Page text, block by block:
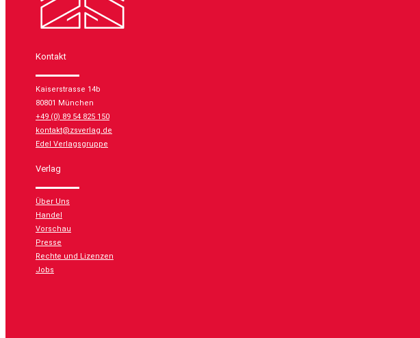
Kontakt
Kaiserstrasse 14b
80801 München
+49 (0) 89 54 825 150
kontakt@zsverlag.de
Edel Verlagsgruppe
Verlag
Über Uns
Handel
Vorschau
Presse
Rechte und Lizenzen
Jobs